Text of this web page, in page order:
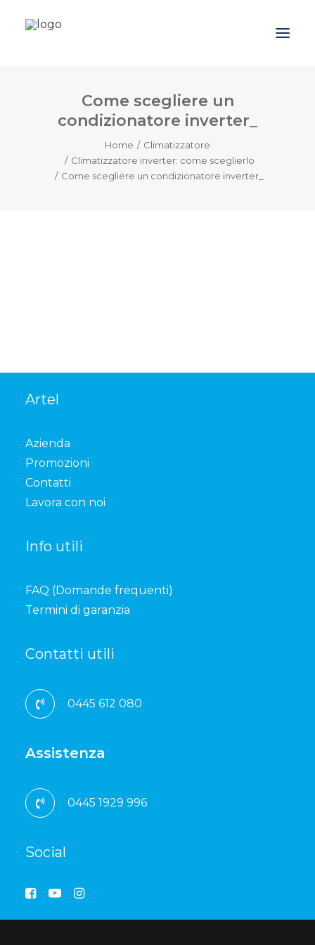
Prodotti
Promozioni
Come scegliere un
condizionatore inverter_
Home
Climatizzatore
Climatizzatore inverter: come sceglierlo
Come scegliere un condizionatore inverter_
Artel
Azienda
Promozioni
Contatti
Lavora con noi
Info utili
FAQ (Domande frequenti)
Termini di garanzia
Contatti utili
0445 612 080
Assistenza
0445 1929 996
Social